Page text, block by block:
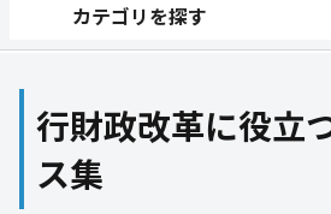
カテゴリを探す
行財政改革に役立
行財政改革に役立
ス集